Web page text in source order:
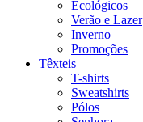
Ecológicos
Verão e Lazer
Inverno
Promoções
Têxteis
T-shirts
Sweatshirts
Pólos